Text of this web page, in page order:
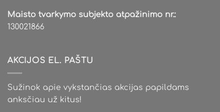
Maisto tvarkymo subjekto atpažinimo nr.:
130021866
AKCIJOS EL. PAŠTU
Sužinok apie vykstančias akcijas papildams
anksčiau už kitus!